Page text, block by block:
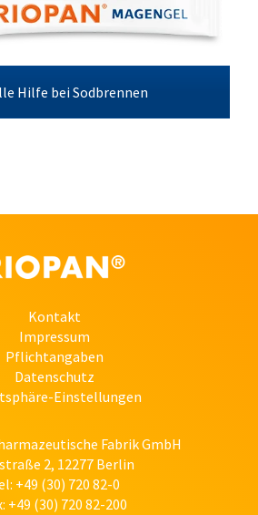
Hilfe bei Sodbrennen
Kontakt
Impressum
Pflichtangaben
Datenschutz
Einstellungen
Fabrik GmbH
2, 12277 Berlin
+49 (30) 720 82-0
+49 (30) 720 82-200